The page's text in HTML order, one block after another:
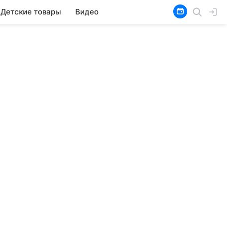
Детские товары Видео